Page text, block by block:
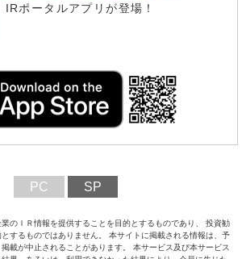
IRポータルアプリが登場！
PC SP
のＩＲ情報を提供することを目的とするものであり、 投資勧
するものではありません。 本サイトに掲載される情報は、予
載が中止されることがあります。 本サービス及び本サービス